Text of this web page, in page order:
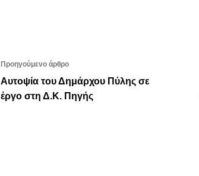
Προηγούμενο άρθρο
Αυτοψία του Δημάρχου Πύλης σε
έργο στη Δ.Κ. Πηγής